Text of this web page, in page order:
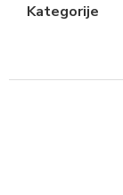
Kategorije